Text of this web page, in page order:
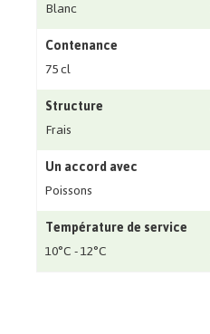
Blanc
Contenance
75 cl
Structure
Frais
Un accord avec
Poissons
Température de service
10°C - 12°C